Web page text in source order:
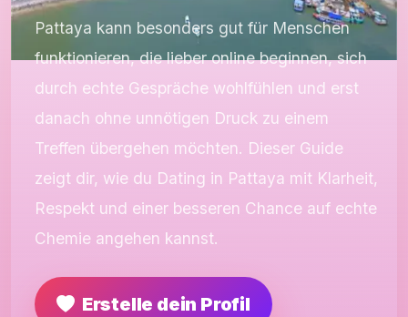
Pattaya kann besonders gut für Menschen
funktionieren, die lieber online beginnen, sich
durch echte Gespräche wohlfühlen und erst
danach ohne unnötigen Druck zu einem
Treffen übergehen möchten. Dieser Guide
zeigt dir, wie du Dating in Pattaya mit Klarheit,
Respekt und einer besseren Chance auf echte
Chemie angehen kannst.
Erstelle dein Profil